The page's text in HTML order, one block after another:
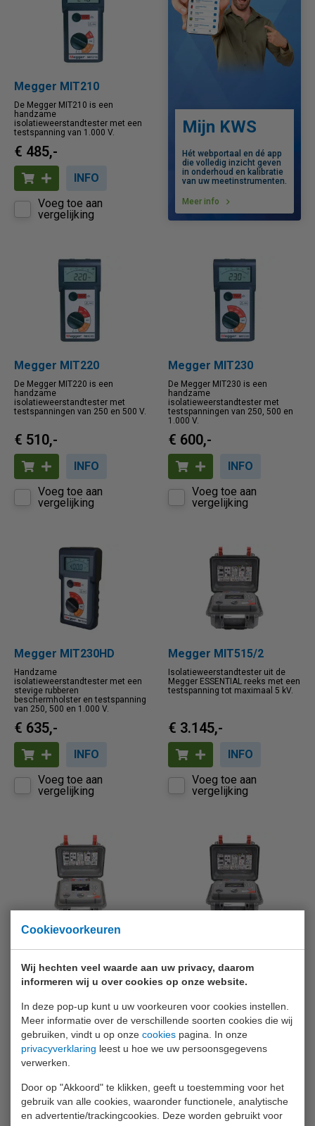
Cookievoorkeuren
Wij hechten veel waarde aan uw privacy, daarom
informeren wij u over cookies op onze website.
In deze pop-up kunt u uw voorkeuren voor cookies instellen.
Meer informatie over de verschillende soorten cookies die wij
gebruiken, vindt u op onze cookies pagina. In onze
privacyverklaring leest u hoe we uw persoonsgegevens
verwerken.
Door op "Akkoord" te klikken, geeft u toestemming voor het
gebruik van alle cookies, waaronder functionele, analytische
en advertentie/trackingcookies. Deze worden gebruikt voor
Megger MIT210
De Megger MIT210 is een
handzame
isolatieweerstandtester met een
testspanning van 1.000 V.
€ 485,-
INFO
Voeg toe aan
vergelijking
Megger MIT220
De Megger MIT220 is een
handzame
isolatieweerstandtester met
testspanningen van 250 en 500 V.
€ 510,-
INFO
Voeg toe aan
vergelijking
Megger MIT230
De Megger MIT230 is een
handzame
isolatieweerstandtester met
testspanningen van 250, 500 en
1.000 V.
€ 600,-
INFO
Voeg toe aan
vergelijking
Megger MIT230HD
Handzame
isolatieweerstandtester met een
stevige rubberen
beschermholster en testspanning
van 250, 500 en 1.000 V.
€ 635,-
INFO
Voeg toe aan
vergelijking
Megger MIT515/2
Isolatieweerstandtester uit de
Megger ESSENTIAL reeks met een
testspanning tot maximaal 5 kV.
€ 3.145,-
INFO
Voeg toe aan
vergelijking
Megger ADVANCED reeks met
een testspanning tot maximaal 5
kV.
€ 4.185,-
INFO
Voeg toe aan
vergelijking
Megger ESSENTIAL reeks met een
testspanning tot maximaal 10 kV.
€ 4.210,-
INFO
Voeg toe aan
Mijn KWS
Hét webportaal en dé app
die volledig inzicht geven
in onderhoud en kalibratie
van uw meetinstrumenten.
Meer info